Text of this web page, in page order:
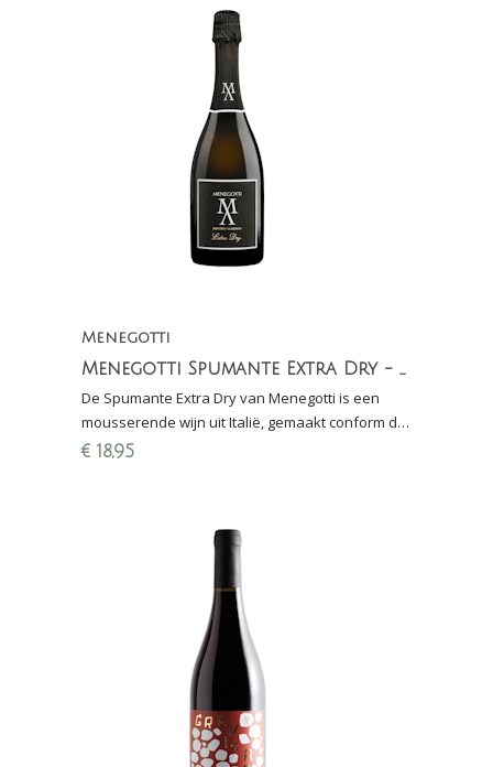
Menegotti
Menegotti Spumante Extra Dry - Metodo Classico
De Spumante Extra Dry van Menegotti is een
mousserende wijn uit Italië, gemaakt conform de
metodo classico (2e gisting op fles; 30 maanden
€ 18,95